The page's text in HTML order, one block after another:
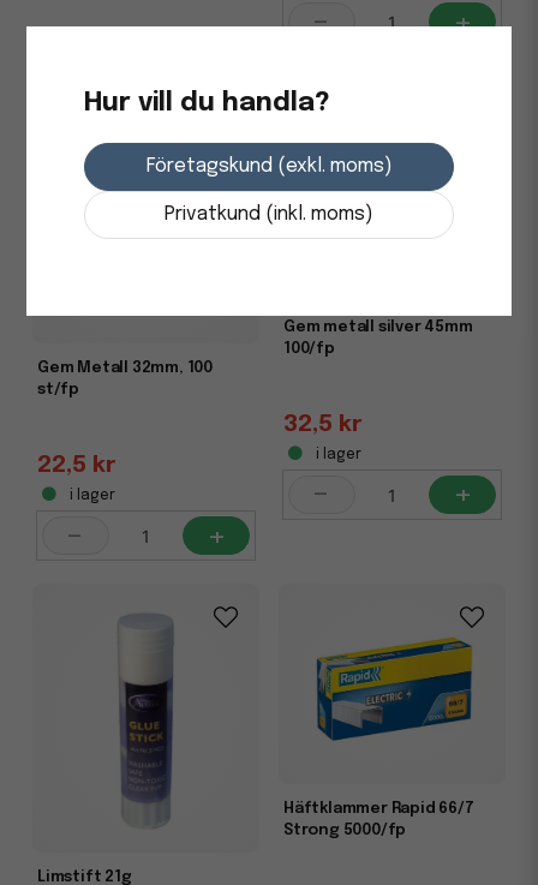
- +
Gem Metall 32mm, 100
st/fp
22,5 kr
i lager
- +
Gem metall silver 45mm
100/fp
32,5 kr
i lager
- +
Limstift 21g
Häftklammer Rapid 66/7
Strong 5000/fp
Hur vill du handla?
Företagskund (exkl. moms)
Privatkund (inkl. moms)